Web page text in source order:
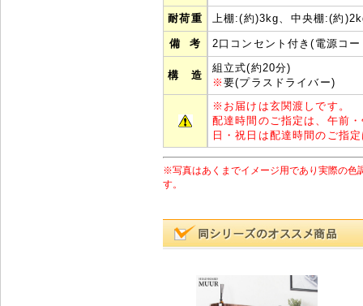
耐荷重 上棚:(約)3kg、中央棚:(約
備 考 2口コンセント付き(電源コ
構 造
組立式(約20分)
※要(プラスドライバー)
※ お届けは玄関渡しです。
配達時間のご指定は、午前
日・祝日は配達時間のご指
※写真はあくまでイメージ用であり実際の色
す。